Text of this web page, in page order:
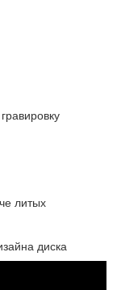
литых
диска